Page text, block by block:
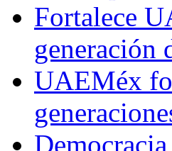
Fortalece
generación
UAEMéx